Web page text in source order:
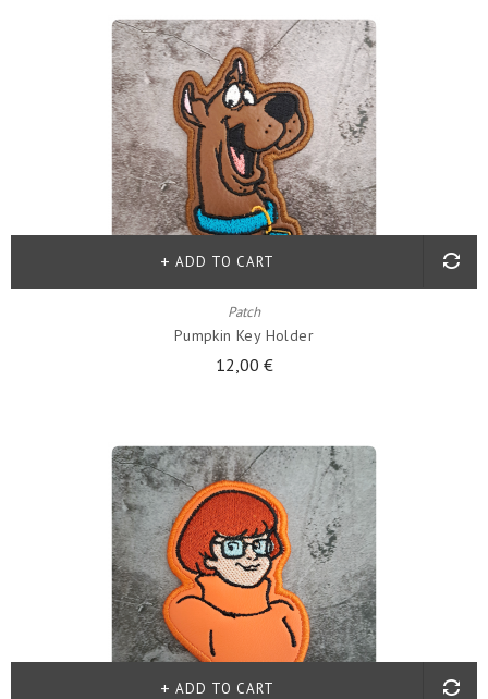
Patch
Pumpkin Key Holder
12,00 €
ADD TO CART
ADD TO CART